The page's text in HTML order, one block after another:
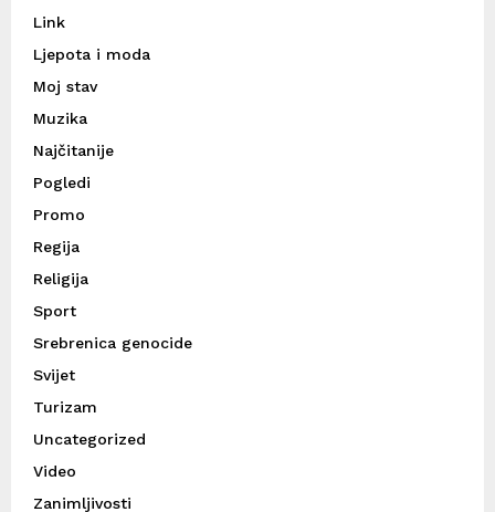
Link
Ljepota i moda
Moj stav
Muzika
Najčitanije
Pogledi
Promo
Regija
Religija
Sport
Srebrenica genocide
Svijet
Turizam
Uncategorized
Video
Zanimljivosti